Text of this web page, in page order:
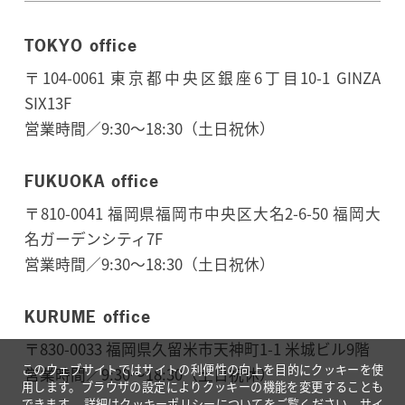
TOKYO office
〒104-0061 東京都中央区銀座6丁目10-1 GINZA
SIX13F
営業時間／9:30～18:30（土日祝休）
FUKUOKA office
〒810-0041 福岡県福岡市中央区大名2-6-50 福岡大
名ガーデンシティ7F
営業時間／9:30～18:30（土日祝休）
KURUME office
〒830-0033 福岡県久留米市天神町1-1 米城ビル9階
営業時間／9:30〜18:30（土日祝休）
このウェブサイトではサイトの利便性の向上を目的にクッキーを使
用します。ブラウザの設定によりクッキーの機能を変更することも